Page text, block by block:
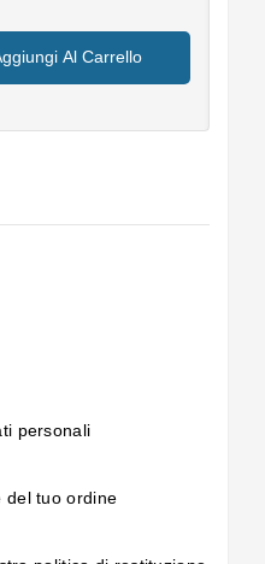
Al Carrello
personali
del tuo ordine